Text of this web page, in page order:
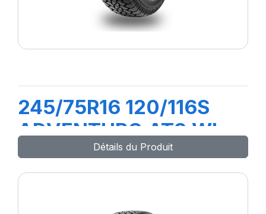
245/75R16 120/116S
ADVENTURO AT3 WL
Détails du Produit